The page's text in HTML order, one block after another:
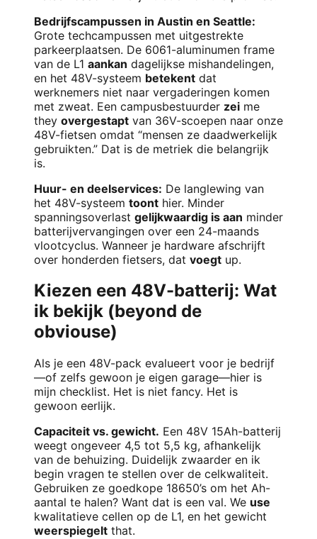
Bedrijfscampussen in Austin en Seattle:
Grote techcampussen met uitgestrekte
parkeerplaatsen. De 6061-aluminumen frame
van de L1 aankan dagelijkse mishandelingen,
en het 48V-systeem betekent dat
werknemers niet naar vergaderingen komen
met zweat. Een campusbestuurder zei me
they overgestapt van 36V-scoepen naar onze
48V-fietsen omdat “mensen ze daadwerkelijk
gebruikten.” Dat is de metriek die belangrijk
is.
Huur- en deelservices: De langlewing van
het 48V-systeem toont hier. Minder
spanningsoverlast gelijkwaardig is aan minder
batterijvervangingen over een 24-maands
vlootcyclus. Wanneer je hardware afschrijft
over honderden fietsers, dat voegt up.
Kiezen een 48V-batterij: Wat
ik bekijk (beyond de
obviouse)
Als je een 48V-pack evalueert voor je bedrijf
—of zelfs gewoon je eigen garage—hier is
mijn checklist. Het is niet fancy. Het is
gewoon eerlijk.
Capaciteit vs. gewicht. Een 48V 15Ah-batterij
weegt ongeveer 4,5 tot 5,5 kg, afhankelijk
van de behuizing. Duidelijk zwaarder en ik
begin vragen te stellen over de celkwaliteit.
Gebruiken ze goedkope 18650’s om het Ah-
aantal te halen? Want dat is een val. We use
kwalitatieve cellen op de L1, en het gewicht
weerspiegelt that.